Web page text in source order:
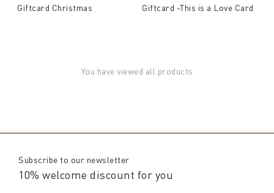
Giftcard Christmas Giftcard -This is a Love Card
You have viewed all products
Subscribe to our newsletter
10% welcome discount for you